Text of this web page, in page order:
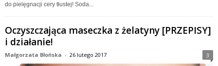
do pielęgnacji cery tłustej! Soda...
Oczyszczająca maseczka z żelatyny [PRZEPISY]
i działanie!
Małgorzata Błońska - 26 lutego 2017 3